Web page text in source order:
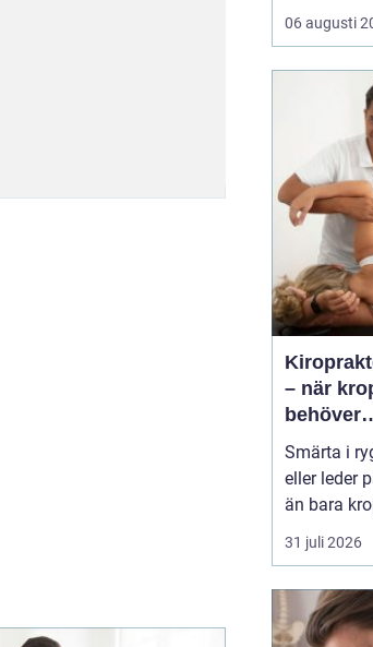
som söker
fördjupad
06 augusti
– när
behöver
Smärta i
eller leder
än bara
kan störa
det svårt
sådant
träning och
31 juli 2026